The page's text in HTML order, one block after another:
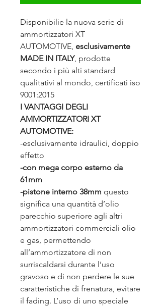
Disponibilie la nuova serie di
ammortizzatori XT
AUTOMOTIVE, esclusivamente
MADE IN ITALY, prodotte
secondo i più alti standard
qualitativi al mondo, certificati iso
9001:2015
I VANTAGGI DEGLI
AMMORTIZZATORI XT
AUTOMOTIVE:
-esclusivamente idraulici, doppio
effetto
-con mega corpo esterno da
61mm
-pistone interno 38mm questo
significa una quantità d’olio
parecchio superiore agli altri
ammortizzatori commerciali olio
e gas, permettendo
all’ammortizzatore di non
surriscaldarsi durante l’uso
gravoso e di non perdere le sue
caratteristiche di frenatura, evitare
il fading. L’uso di uno speciale